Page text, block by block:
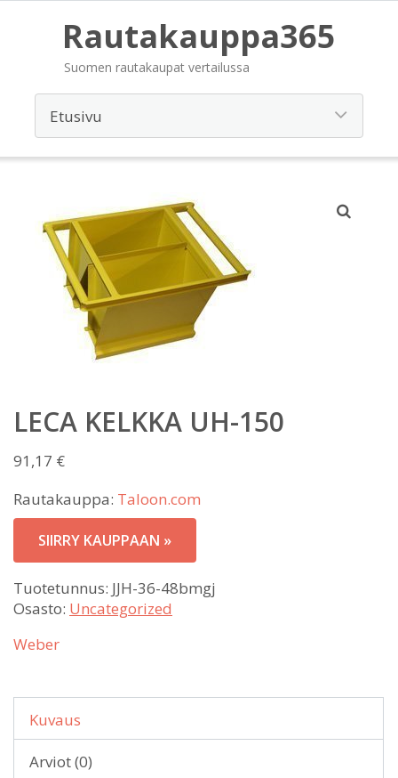
Rautakauppa365
Suomen rautakaupat vertailussa
LECA KELKKA UH-150
91,17 €
Rautakauppa: Taloon.com
SIIRRY KAUPPAAN »
Tuotetunnus: JJH-36-48bmgj
Osasto: Uncategorized
Weber
Kuvaus
Arviot (0)